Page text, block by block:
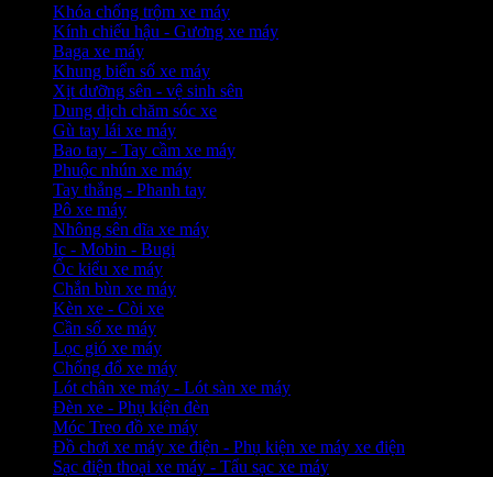
Khóa chống trộm xe máy
Kính chiếu hậu - Gương xe máy
Baga xe máy
Khung biển số xe máy
Xịt dưỡng sên - vệ sinh sên
Dung dịch chăm sóc xe
Gù tay lái xe máy
Bao tay - Tay cầm xe máy
Phuộc nhún xe máy
Tay thắng - Phanh tay
Pô xe máy
Nhông sên dĩa xe máy
Ic - Mobin - Bugi
Ốc kiểu xe máy
Chắn bùn xe máy
Kèn xe - Còi xe
Cần số xe máy
Lọc gió xe máy
Chống đổ xe máy
Lót chân xe máy - Lót sàn xe máy
Đèn xe - Phụ kiện đèn
Móc Treo đồ xe máy
Đồ chơi xe máy xe điện - Phụ kiện xe máy xe điện
Sạc điện thoại xe máy - Tẩu sạc xe máy